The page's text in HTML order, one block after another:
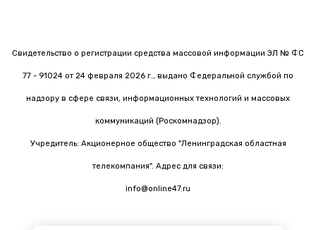
Свидетельство о регистрации средства массовой информации ЭЛ № ФС
77 - 91024 от 24 февраля 2026 г., выдано Федеральной службой по
надзору в сфере связи, информационных технологий и массовых
коммуникаций (Роскомнадзор).
Учредитель: Акционерное общество "Ленинградская областная
телекомпания". Адрес для связи:
info@online47.ru